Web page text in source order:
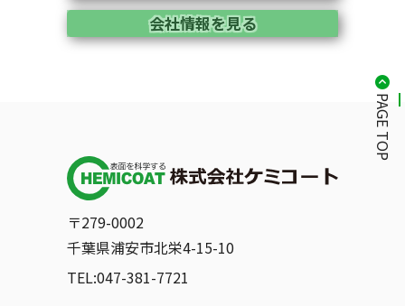
会社情報を見る
〒279-0002
千葉県浦安市北栄4-15-10
TEL:047-381-7721
PAGE TOP